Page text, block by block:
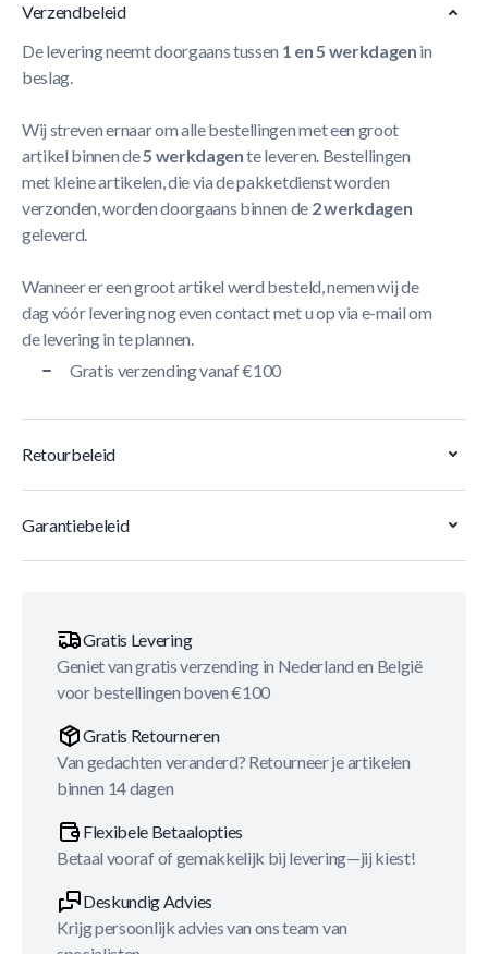
Verzendbeleid
De levering neemt doorgaans tussen 1 en 5 werkdagen in
beslag.
Wij streven ernaar om alle bestellingen met een groot
artikel binnen de5 werkdagente leveren. Bestellingen
met kleine artikelen, die via de pakketdienst worden
verzonden, worden doorgaans binnen de 2 werkdagen
geleverd.
Wanneer er een groot artikel werd besteld, nemen wij de
dag vóór levering nog even contact met u op via e-mail om
de levering in te plannen.
Gratis verzending vanaf €100
Retourbeleid
Garantiebeleid
Gratis Levering
Geniet van gratis verzending in Nederland en België
voor bestellingen boven €100
Gratis Retourneren
Van gedachten veranderd? Retourneer je artikelen
binnen 14 dagen
Flexibele Betaalopties
Betaal vooraf of gemakkelijk bij levering—jij kiest!
Deskundig Advies
Krijg persoonlijk advies van ons team van